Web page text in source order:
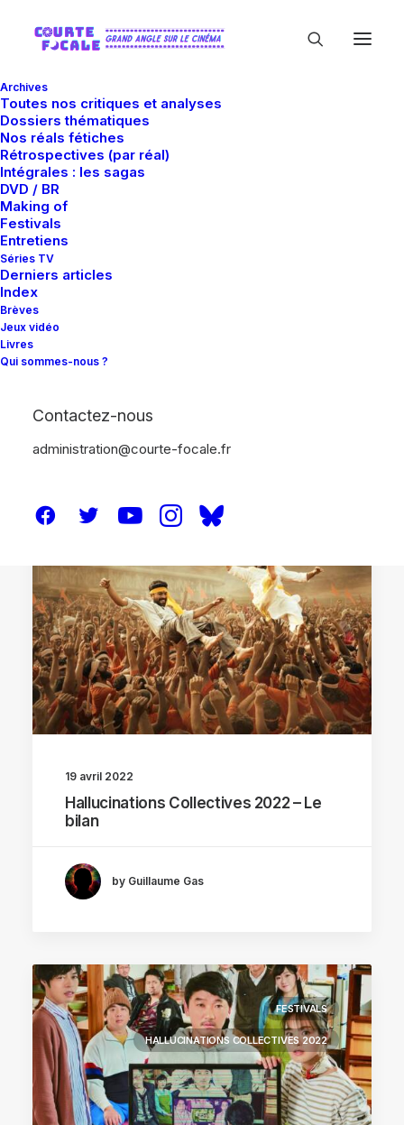
Archives
Toutes nos critiques et analyses
Dossiers thématiques
Nos réals fétiches
Rétrospectives (par réal)
Intégrales : les sagas
DVD / BR
Making of
Festivals
Entretiens
Séries TV
Derniers articles
Index
Brèves
Jeux vidéo
Livres
Qui sommes-nous ?
Contactez-nous
administration@courte-focale.fr
19 avril 2022
Hallucinations Collectives 2022 – Le
bilan
by Guillaume Gas
FESTIVALS
HALLUCINATIONS COLLECTIVES 2022